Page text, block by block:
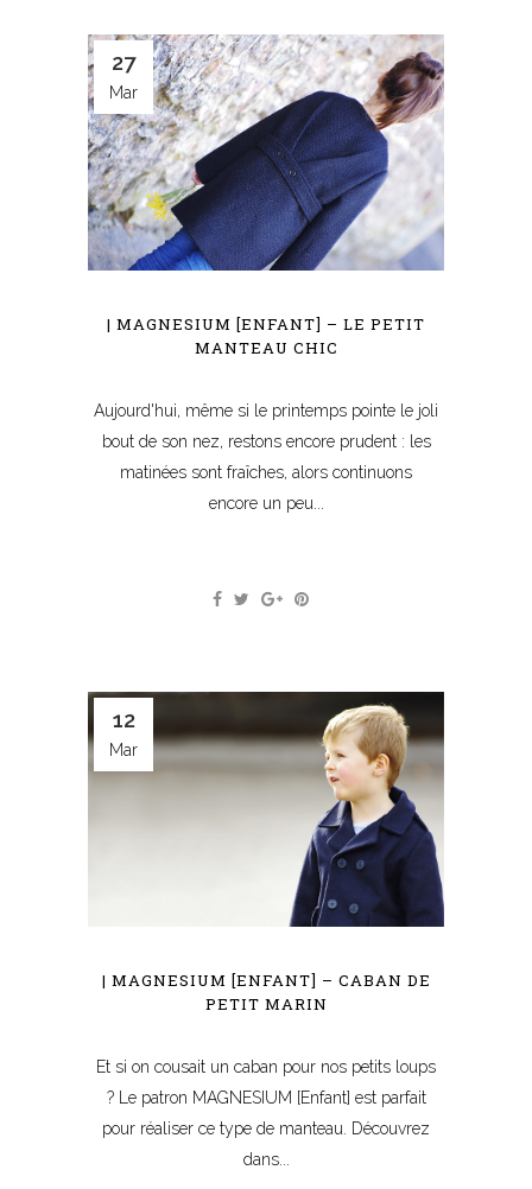
27
Mar
| MAGNESIUM [ENFANT] – LE PETIT
MANTEAU CHIC
Aujourd'hui, même si le printemps pointe le joli
bout de son nez, restons encore prudent : les
matinées sont fraîches, alors continuons
encore un peu...
12
Mar
| MAGNESIUM [ENFANT] – CABAN DE
PETIT MARIN
Et si on cousait un caban pour nos petits loups
? Le patron MAGNESIUM [Enfant] est parfait
pour réaliser ce type de manteau. Découvrez
dans...